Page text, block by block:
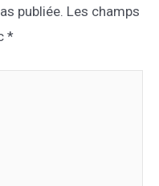
publiée. Les champs
*